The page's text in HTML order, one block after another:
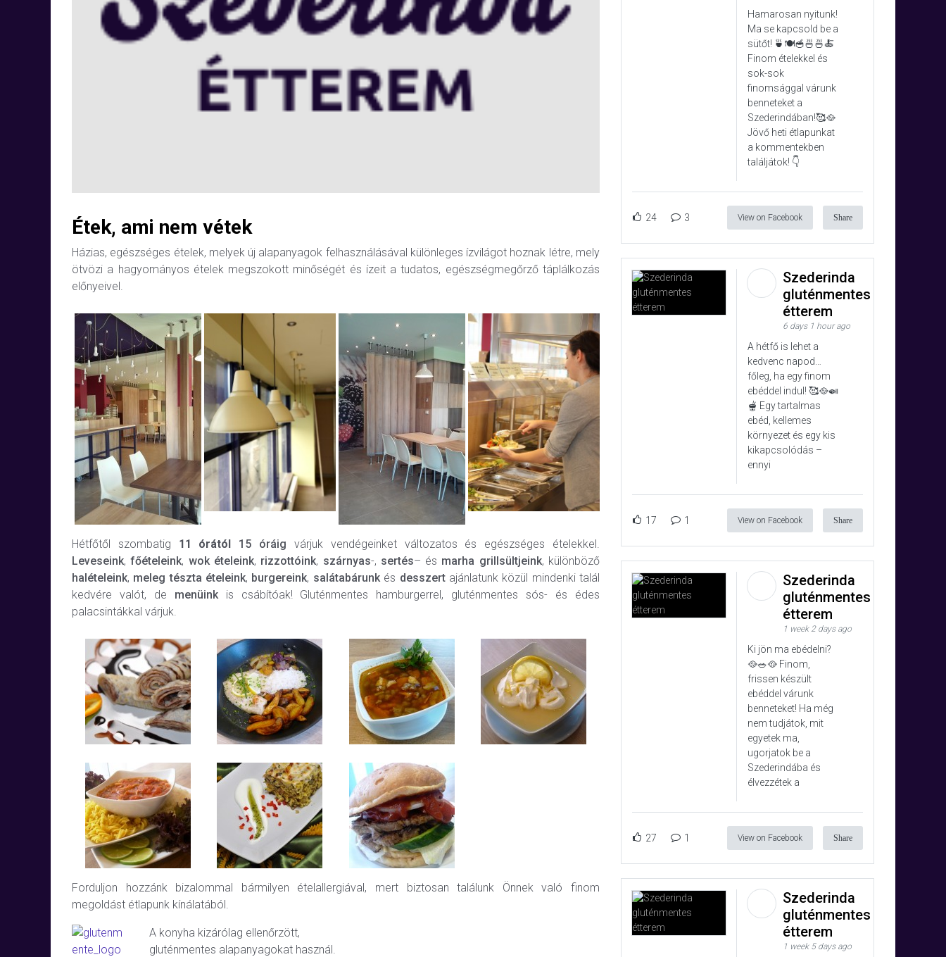
Étek, ami nem vétek
Házias, egészséges ételek, melyek új alapanyagok felhasználásával különleges ízvilágot hoznak létre, mely
ötvözi a hagyományos ételek megszokott minőségét és ízeit a tudatos, egészségmegőrző táplálkozás
előnyeivel.
Hétfőtől szombatig 11 órától 15 óráig várjuk vendégeinket változatos és egészséges ételekkel.
Leveseink,főételeink, wok ételeink, rizzottóink, szárnyas-, sertés– és marha grillsültjeink, különböző
halételeink, meleg tészta ételeink, burgereink, salátabárunkés desszertajánlatunk közül mindenki talál
kedvére valót, de menüinkis csábítóak! Gluténmentes hamburgerrel, gluténmentes sós- és édes
palacsintákkal várjuk.
Forduljon hozzánk bizalommal bármilyen ételallergiával, mert biztosan találunk Önnek való finom
megoldást étlapunk kínálatából.
A konyha kizárólag ellenőrzött,
gluténmentes alapanyagokat használ.
Hamarosan nyitunk!
Ma se kapcsold be a
sütőt! 🍵🍽️🥣🍜🍜🍝
Finom ételekkel és
sok-sok
finomsággal várunk
benneteket a
Szederindában!🥰🥘
Jövő heti étlapunkat
a kommentekben
találjátok! 👇
24 3 View on Facebook Share
Szederinda
gluténmentes
étterem
6 days 1 hour ago
A hétfő is lehet a
kedvenc napod…
főleg, ha egy finom
ebéddel indul! 🥰🥘🍛
🫕 Egy tartalmas
ebéd, kellemes
környezet és egy kis
kikapcsolódás –
ennyi
17 1 View on Facebook Share
Szederinda
gluténmentes
étterem
1 week 2 days ago
Ki jön ma ebédelni?
🥘🥗🥘 Finom,
frissen készült
ebéddel várunk
benneteket! Ha még
nem tudjátok, mit
egyetek ma,
ugorjatok be a
Szederindába és
élvezzétek a
27 1 View on Facebook Share
Szederinda
gluténmentes
étterem
1 week 5 days ago